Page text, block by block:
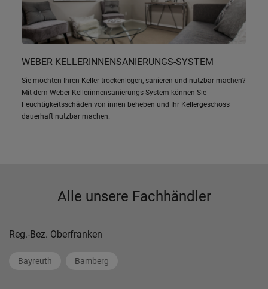
WEBER KELLERINNENSANIERUNGS-SYSTEM
Sie möchten Ihren Keller trockenlegen, sanieren und nutzbar machen?
Mit dem Weber Kellerinnensanierungs-System können Sie
Feuchtigkeitsschäden von innen beheben und Ihr Kellergeschoss
dauerhaft nutzbar machen.
Alle unsere Fachhändler
Reg.-Bez. Oberfranken
Bayreuth Bamberg